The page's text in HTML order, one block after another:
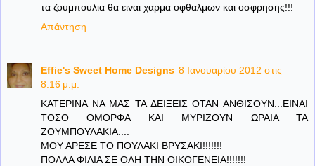
τα ζουμπουλια θα ειναι χαρμα οφθαλμων και οσφρησης!!!
Απάντηση
Effie's Sweet Home Designs 8 Ιανουαρίου 2012 στις
8:16 μ.μ.
ΚΑΤΕΡΙΝΑ ΝΑ ΜΑΣ ΤΑ ΔΕΙΞΕΙΣ ΟΤΑΝ ΑΝΘΙΣΟΥΝ...ΕΙΝΑΙ
ΤΟΣΟ ΟΜΟΡΦΑ ΚΑΙ ΜΥΡΙΖΟΥΝ ΩΡΑΙΑ ΤΑ
ΖΟΥΜΠΟΥΛΑΚΙΑ....
ΜΟΥ ΑΡΕΣΕ ΤΟ ΠΟΥΛΑΚΙ ΒΡΥΣΑΚΙ!!!!!!!
ΠΟΛΛΑ ΦΙΛΙΑ ΣΕ ΟΛΗ ΤΗΝ ΟΙΚΟΓΕΝΕΙΑ!!!!!!!